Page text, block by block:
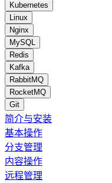
Kubernetes
Linux
Nginx
MySQL
Redis
Kafka
RabbitMQ
RocketMQ
Git
简介与安装
基本操作
分支管理
内容操作
远程管理